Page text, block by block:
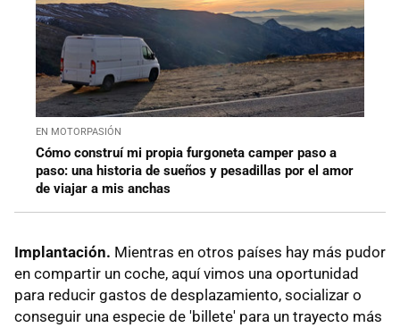
EN MOTORPASIÓN
Cómo construí mi propia furgoneta camper paso a
paso: una historia de sueños y pesadillas por el amor
de viajar a mis anchas
Implantación. Mientras en otros países hay más pudor
en compartir un coche, aquí vimos una oportunidad
para reducir gastos de desplazamiento, socializar o
conseguir una especie de 'billete' para un trayecto más